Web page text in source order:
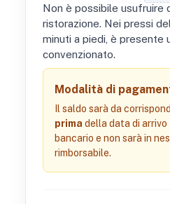
Non è possibile usufruire
ristorazione. Nei pressi
minuti a piedi, è presente
convenzionato.
Modalità di
Il saldo sarà da
prima della data di
bancario e non sarà in
rimborsabile.